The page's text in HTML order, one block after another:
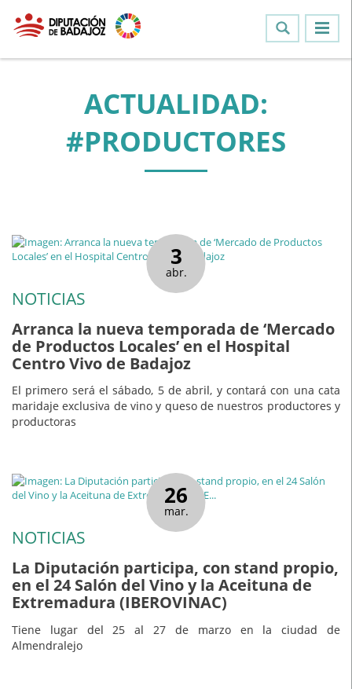
ACTUALIDAD:
#PRODUCTORES
3
abr.
NOTICIAS
Arranca la nueva temporada de ‘Mercado
de Productos Locales’ en el Hospital
Centro Vivo de Badajoz
El primero será el sábado, 5 de abril, y contará con una cata
maridaje exclusiva de vino y queso de nuestros productores y
productoras
26
mar.
NOTICIAS
La Diputación participa, con stand propio,
en el 24 Salón del Vino y la Aceituna de
Extremadura (IBEROVINAC)
Tiene lugar del 25 al 27 de marzo en la ciudad de
Almendralejo